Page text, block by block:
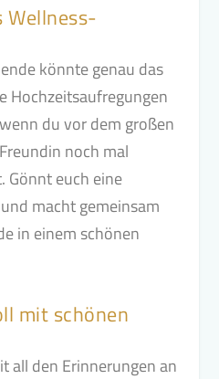
Wellness-
könnte genau das
Hochzeitsaufregungen
du vor dem großen
noch mal
Gönnt euch eine
macht gemeinsam
in einem schönen
mit schönen
all den Erinnerungen an